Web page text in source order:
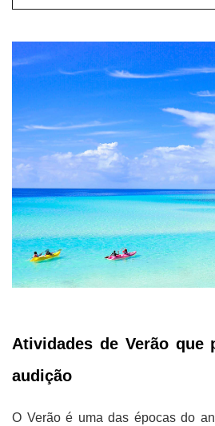
Atividades de Verão que
audição
O Verão é uma das épocas do